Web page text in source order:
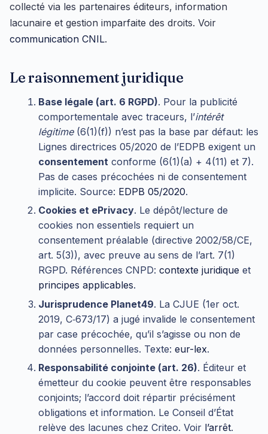
collecté via les partenaires éditeurs, information
lacunaire et gestion imparfaite des droits. Voir
communication CNIL.
Le raisonnement juridique
Base légale (art. 6 RGPD). Pour la publicité
comportementale avec traceurs, l’intérêt
légitime(6(1)(f)) n’est pas la base par défaut: les
Lignes directrices 05/2020 de l’EDPB exigent un
consentement conforme (6(1)(a) + 4(11) et 7).
Pas de cases précochées ni de consentement
implicite. Source: EDPB 05/2020.
Cookies et ePrivacy. Le dépôt/lecture de
cookies non essentiels requiert un
consentement préalable (directive 2002/58/CE,
art. 5(3)), avec preuve au sens de l’art. 7(1)
RGPD. Références CNPD: contexte juridique et
principes applicables.
Jurisprudence Planet49. La CJUE (1er oct.
2019, C‑673/17) a jugé invalide le consentement
par case précochée, qu’il s’agisse ou non de
données personnelles. Texte: eur-lex.
Responsabilité conjointe (art. 26). Éditeur et
émetteur du cookie peuvent être responsables
conjoints; l’accord doit répartir précisément
obligations et information. Le Conseil d’État
relève des lacunes chez Criteo. Voir l’arrêt.